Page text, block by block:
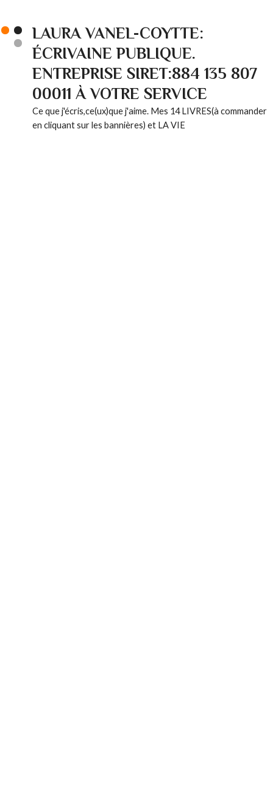
LAURA VANEL-COYTTE:
ÉCRIVAINE PUBLIQUE.
ENTREPRISE SIRET:884 135 807
00011 À VOTRE SERVICE
Ce que j'écris,ce(ux)que j'aime. Mes 14 LIVRES(à commander
en cliquant sur les bannières) et LA VIE